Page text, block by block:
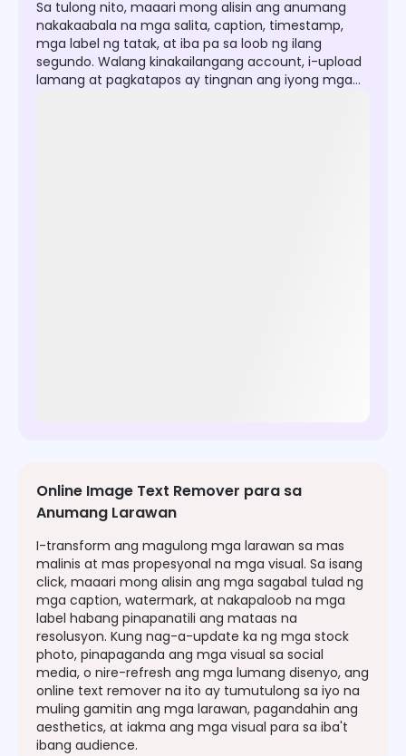
Sa tulong nito, maaari mong alisin ang anumang
nakakaabala na mga salita, caption, timestamp,
mga label ng tatak, at iba pa sa loob ng ilang
segundo. Walang kinakailangang account, i-upload
lamang at pagkatapos ay tingnan ang iyong mga
Online Image Text Remover para sa
Anumang Larawan
I-transform ang magulong mga larawan sa mas
malinis at mas propesyonal na mga visual. Sa isang
click, maaari mong alisin ang mga sagabal tulad ng
mga caption, watermark, at nakapaloob na mga
label habang pinapanatili ang mataas na
resolusyon. Kung nag-a-update ka ng mga stock
photo, pinapaganda ang mga visual sa social
media, o nire-refresh ang mga lumang disenyo, ang
online text remover na ito ay tumutulong sa iyo na
muling gamitin ang mga larawan, pagandahin ang
aesthetics, at iakma ang mga visual para sa iba't
ibang audience.